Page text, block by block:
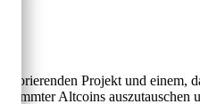
florierenden Projekt und einem,
Altcoins auszutauschen